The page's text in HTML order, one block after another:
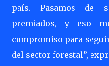
país. Pasamos de
premiados, y eso
compromiso para
del sector forestal”,